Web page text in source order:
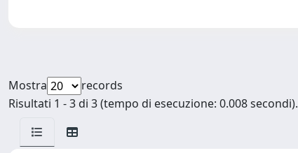
Mostra
records
Risultati 1 - 3 di 3 (tempo di esecuzione: 0.008 secondi).